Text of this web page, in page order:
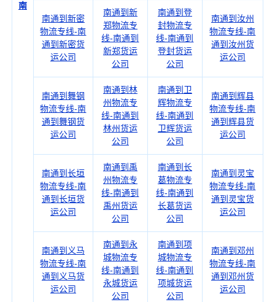
南
南通到新密
物流专线-南
通到新密货
运公司
南通到新
郑物流专
线-南通到
新郑货运
公司
南通到登
封物流专
线-南通到
登封货运
公司
南通到汝州
物流专线-南
通到汝州货
运公司
南通到舞钢
物流专线-南
通到舞钢货
运公司
南通到林
州物流专
线-南通到
林州货运
公司
南通到卫
辉物流专
线-南通到
卫辉货运
公司
南通到辉县
物流专线-南
通到辉县货
运公司
南通到长垣
物流专线-南
通到长垣货
运公司
南通到禹
州物流专
线-南通到
禹州货运
公司
南通到长
葛物流专
线-南通到
长葛货运
公司
南通到灵宝
物流专线-南
通到灵宝货
运公司
南通到义马
物流专线-南
通到义马货
运公司
南通到永
城物流专
线-南通到
永城货运
公司
南通到项
城物流专
线-南通到
项城货运
公司
南通到邓州
物流专线-南
通到邓州货
运公司